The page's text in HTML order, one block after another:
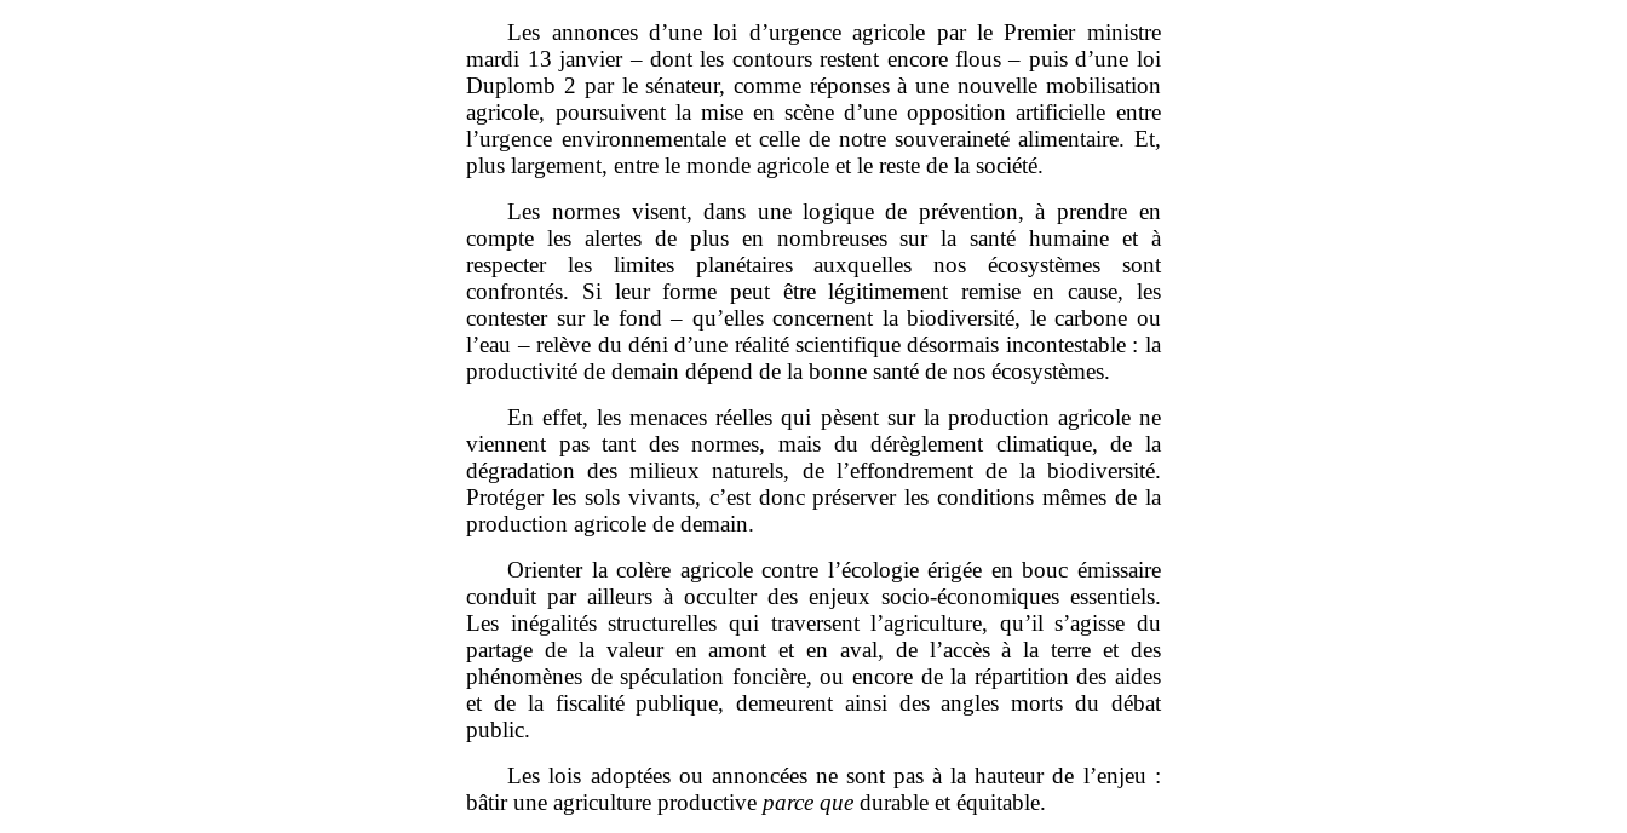
Les annonces d’une loi d’urgence agricole par le Premier ministre
mardi 13 janvier – dont les contours restent encore flous – puis d’une loi
Duplomb 2 par le sénateur, comme réponses à une nouvelle mobilisation
agricole, poursuivent la mise en scène d’une opposition artificielle entre
l’urgence environnementale et celle de notre souveraineté alimentaire. Et,
plus largement, entre le monde agricole et le reste de la société.
Les normes visent, dans une logique de prévention, à prendre en
compte les alertes de plus en nombreuses sur la santé humaine et à
respecter les limites planétaires auxquelles nos écosystèmes sont
confrontés. Si leur forme peut être légitimement remise en cause, les
contester sur le fond – qu’elles concernent la biodiversité, le carbone ou
l’eau – relève du déni d’une réalité scientifique désormais incontestable : la
productivité de demain dépend de la bonne santé de nos écosystèmes.
En effet, les menaces réelles qui pèsent sur la production agricole ne
viennent pas tant des normes, mais du dérèglement climatique, de la
dégradation des milieux naturels, de l’effondrement de la biodiversité.
Protéger les sols vivants, c’est donc préserver les conditions mêmes de la
production agricole de demain.
Orienter la colère agricole contre l’écologie érigée en bouc émissaire
conduit par ailleurs à occulter des enjeux socio‑économiques essentiels.
Les inégalités structurelles qui traversent l’agriculture, qu’il s’agisse du
partage de la valeur en amont et en aval, de l’accès à la terre et des
phénomènes de spéculation foncière, ou encore de la répartition des aides
et de la fiscalité publique, demeurent ainsi des angles morts du débat
public.
Les lois adoptées ou annoncées ne sont pas à la hauteur de l’enjeu :
bâtir une agriculture productive parce que durable et équitable.